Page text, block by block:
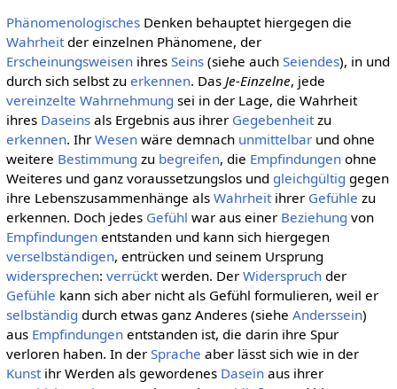
PhänomenologischesDenken behauptet hiergegen die
Wahrheitder einzelnen Phänomene, der
Erscheinungsweisenihres Seins(siehe auch Seiendes), in und
durch sich selbst zu erkennen. Das Je-Einzelne, jede
vereinzelte Wahrnehmung sei in der Lage, die Wahrheit
ihres Daseinsals Ergebnis aus ihrer Gegebenheitzu
erkennen. Ihr Wesenwäre demnach unmittelbarund ohne
weitere Bestimmung zu begreifen, die Empfindungenohne
Weiteres und ganz voraussetzungslos und gleichgültig gegen
ihre Lebenszusammenhänge als Wahrheitihrer Gefühle zu
erkennen. Doch jedes Gefühl war aus einer Beziehung von
Empfindungenentstanden und kann sich hiergegen
verselbständigen, entrücken und seinem Ursprung
widersprechen: verrücktwerden. Der Widerspruchder
Gefühle kann sich aber nicht als Gefühl formulieren, weil er
selbständig durch etwas ganz Anderes (siehe Anderssein)
aus Empfindungenentstanden ist, die darin ihre Spur
verloren haben. In der Sprache aber lässt sich wie in der
Kunstihr Werden als gewordenes Daseinaus ihrer